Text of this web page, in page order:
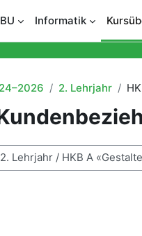
Informatik
2. Lehrjahr